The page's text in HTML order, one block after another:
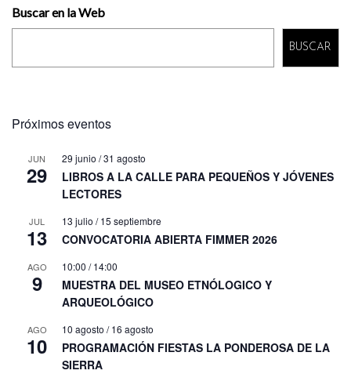
Buscar en la Web
BUSCAR
Próximos eventos
JUN
29
29 junio /31 agosto
LIBROS A LA CALLE PARA PEQUEÑOS Y JÓVENES
LECTORES
JUL
13
13 julio /15 septiembre
CONVOCATORIA ABIERTA FIMMER 2026
AGO
9
10:00 /14:00
MUESTRA DEL MUSEO ETNÓLOGICO Y
ARQUEOLÓGICO
AGO
10
10 agosto /16 agosto
PROGRAMACIÓN FIESTAS LA PONDEROSA DE LA
SIERRA